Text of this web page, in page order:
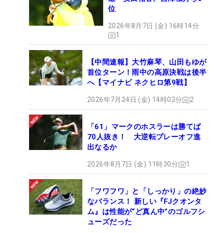
位
2026年8月7日 (金) 16時14分
1
【中間速報】大竹麻琴、山田もゆが
首位ターン！雨中の高原決戦は後半
へ【マイナビ ネクヒロ第9戦】
2026年7月24日 (金) 14時02分 2
「61」マークのホスラーは勝てば
70人抜き！ 大逆転プレーオフ進
出なるか
2026年8月7日 (金) 11時30分 1
「フワフワ」と「しっかり」の絶妙
なバランス！ 新しい『FJクオンタ
ム』は性能が“ど真ん中”のゴルフシ
ューズだった